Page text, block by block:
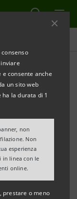
consente anche
un sito web
la durata di 1
non
Non
esperienza
in linea con le
online.
prestare o meno
EUROMONEY
E MIGLIORE
alla
degli
IMI CIB